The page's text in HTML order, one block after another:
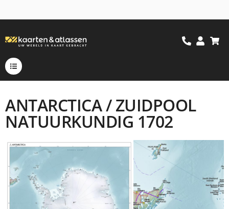
ANTARCTICA / ZUIDPOOL
NATUURKUNDIG 1702